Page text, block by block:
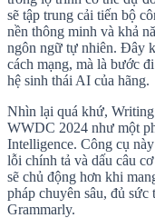
sẽ tập trung cải tiến bộ
nền thông minh và khả
ngôn ngữ tự nhiên. Đây
cách mạng, mà là bước
hệ sinh thái AI của hãng.
Nhìn lại quá khứ,
WWDC 2024 như một
Intelligence. Công cụ
lỗi chính tả và dấu câu
sẽ chủ động hơn khi
pháp chuyên sâu, đủ
Grammarly.